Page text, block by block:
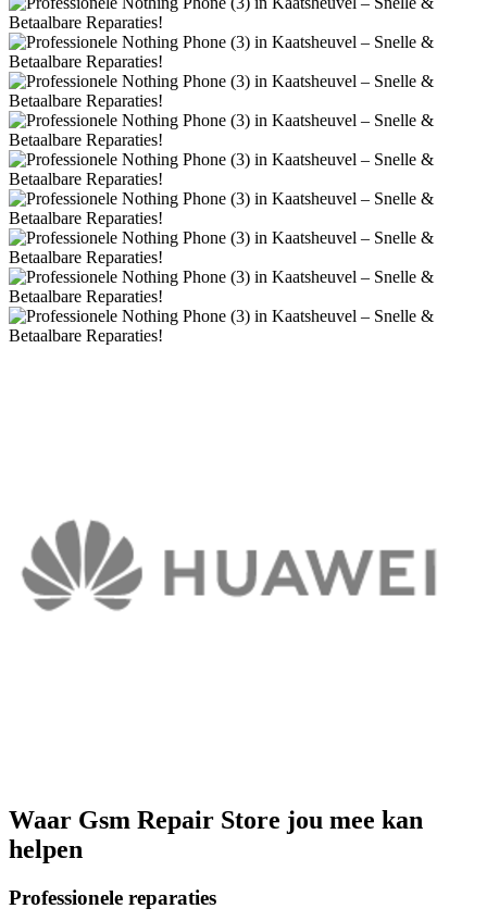
Waar Gsm Repair Store jou mee kan
helpen
Professionele reparaties